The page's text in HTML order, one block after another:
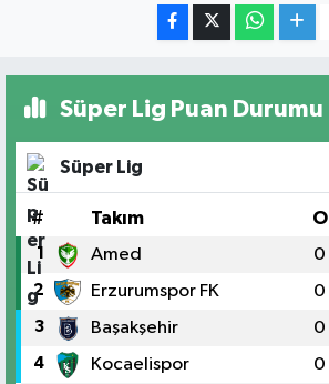
Süper Lig Puan Durumu
Süper Lig
# Takım O
1 Amed 0
2 Erzurumspor FK 0
3 Başakşehir 0
4 Kocaelispor 0